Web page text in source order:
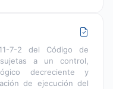
7-2 del Código de
a un control,
decreciente y
de ejecución del